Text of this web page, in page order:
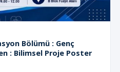
Bölümü : Genç
: Bilimsel Proje Poster